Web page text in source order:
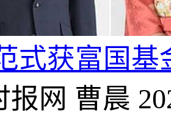
式获富国基
报网 曹晨